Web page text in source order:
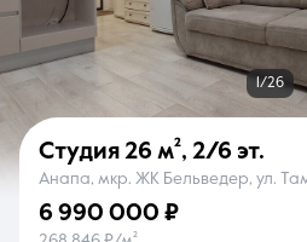
О компании
1/26
Студия 26 м², 2/6 эт.
Анапа, мкр. ЖК Бельведер, ул.
6 990 000 ₽